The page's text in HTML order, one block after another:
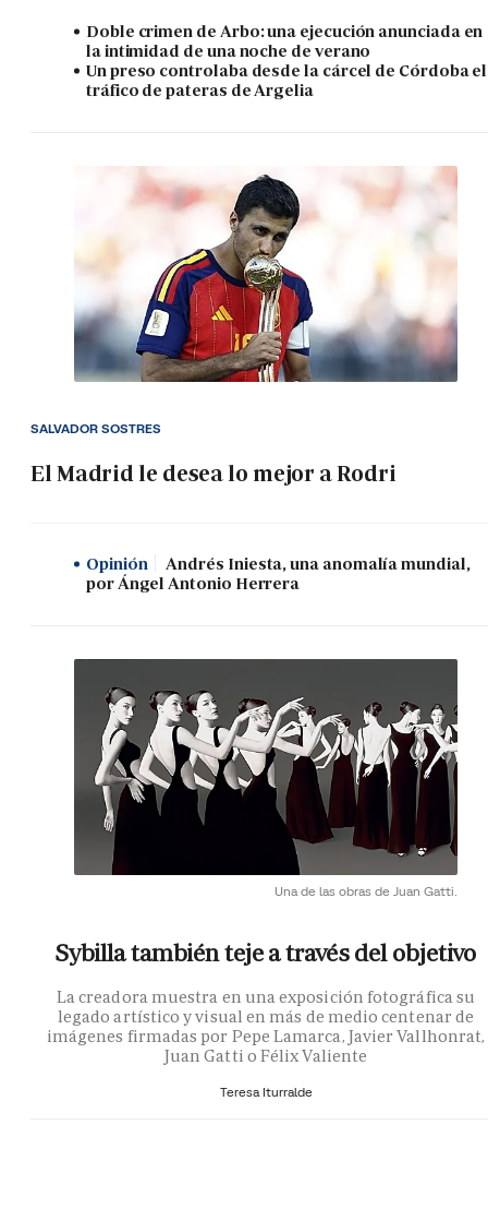
Doble crimen de Arbo: una ejecución anunciada en
la intimidad de una noche de verano
Un preso controlaba desde la cárcel de Córdoba el
tráfico de pateras de Argelia
El Madrid le desea lo mejor a Rodri
SALVADOR SOSTRES
Opinión
Andrés Iniesta, una anomalía mundial,
por Ángel Antonio Herrera
Una de las obras de Juan Gatti.
Sybilla también teje a través del objetivo
La creadora muestra en una exposición fotográfica su
legado artístico y visual en más de medio centenar de
imágenes firmadas por Pepe Lamarca, Javier Vallhonrat,
Juan Gatti o Félix Valiente
Teresa Iturralde